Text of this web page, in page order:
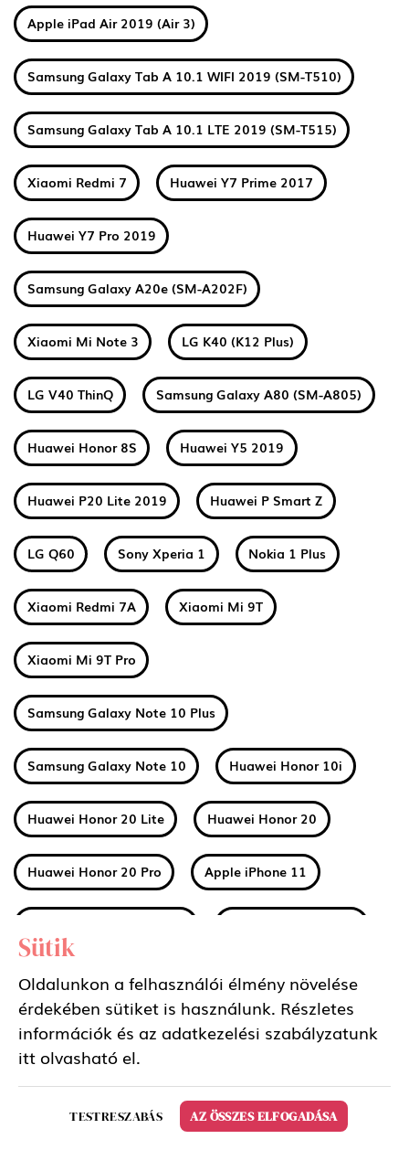
Apple iPad Air 2019 (Air 3)
Samsung Galaxy Tab A 10.1 WIFI 2019 (SM-T510)
Samsung Galaxy Tab A 10.1 LTE 2019 (SM-T515)
Xiaomi Redmi 7 Huawei Y7 Prime 2017
Huawei Y7 Pro 2019
Samsung Galaxy A20e (SM-A202F)
Xiaomi Mi Note 3 LG K40 (K12 Plus)
LG V40 ThinQ Samsung Galaxy A80 (SM-A805)
Huawei Honor 8S Huawei Y5 2019
Huawei P20 Lite 2019 Huawei P Smart Z
LG Q60 Sony Xperia 1 Nokia 1 Plus
Xiaomi Redmi 7A Xiaomi Mi 9T
Xiaomi Mi 9T Pro
Samsung Galaxy Note 10 Plus
Samsung Galaxy Note 10 Huawei Honor 10i
Huawei Honor 20 Lite Huawei Honor 20
Huawei Honor 20 Pro Apple iPhone 11
Huawei Mate 30 Xiaomi Mi A3
Nokia 2 2019 (2.2) Nokia 3 2019 (3.2)
Nokia 4 2019 (4.2) Sony Xperia 5
Samsung Galaxy Tab S6 10.5 LTE
Sütik
Oldalunkon a felhasználói élmény növelése
érdekében sütiket is használunk. Részletes
információk és az adatkezelési szabályzatunk
itt olvasható el.
TESTRESZABÁS AZ ÖSSZES ELFOGADÁSA